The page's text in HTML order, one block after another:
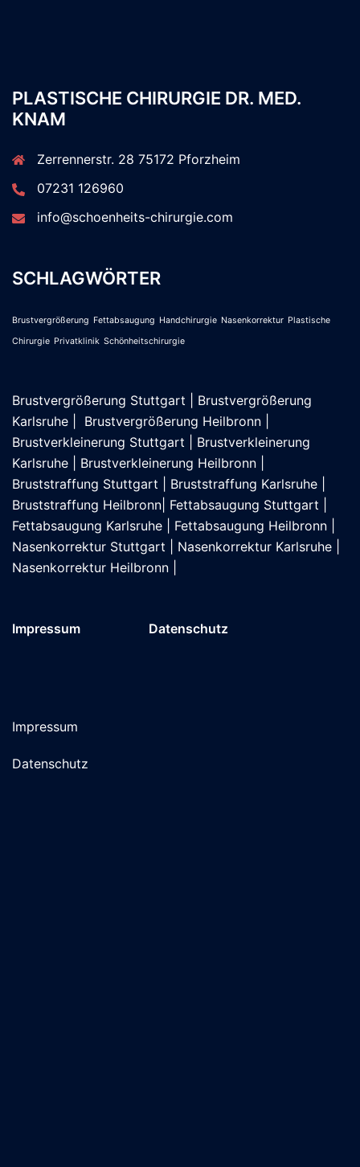
PLASTISCHE CHIRURGIE DR. MED.
KNAM
Zerrennerstr. 28 75172 Pforzheim
07231 126960
info@schoenheits-chirurgie.com
SCHLAGWÖRTER
Brustvergrößerung Fettabsaugung Handchirurgie Nasenkorrektur Plastische
Chirurgie Privatklinik Schönheitschirurgie
Brustvergrößerung Stuttgart
Brustvergrößerung
Karlsruhe
Brustvergrößerung Heilbronn
Brustverkleinerung Stuttgart
Brustverkleinerung
Karlsruhe
Brustverkleinerung Heilbronn
Bruststraffung Stuttgart
Bruststraffung Karlsruhe
Bruststraffung Heilbronn Fettabsaugung Stuttgart
Fettabsaugung Karlsruhe
Fettabsaugung Heilbronn
Nasenkorrektur Stuttgart
Nasenkorrektur Karlsruhe
Nasenkorrektur Heilbronn
Impressum Datenschutz
Impressum
Datenschutz